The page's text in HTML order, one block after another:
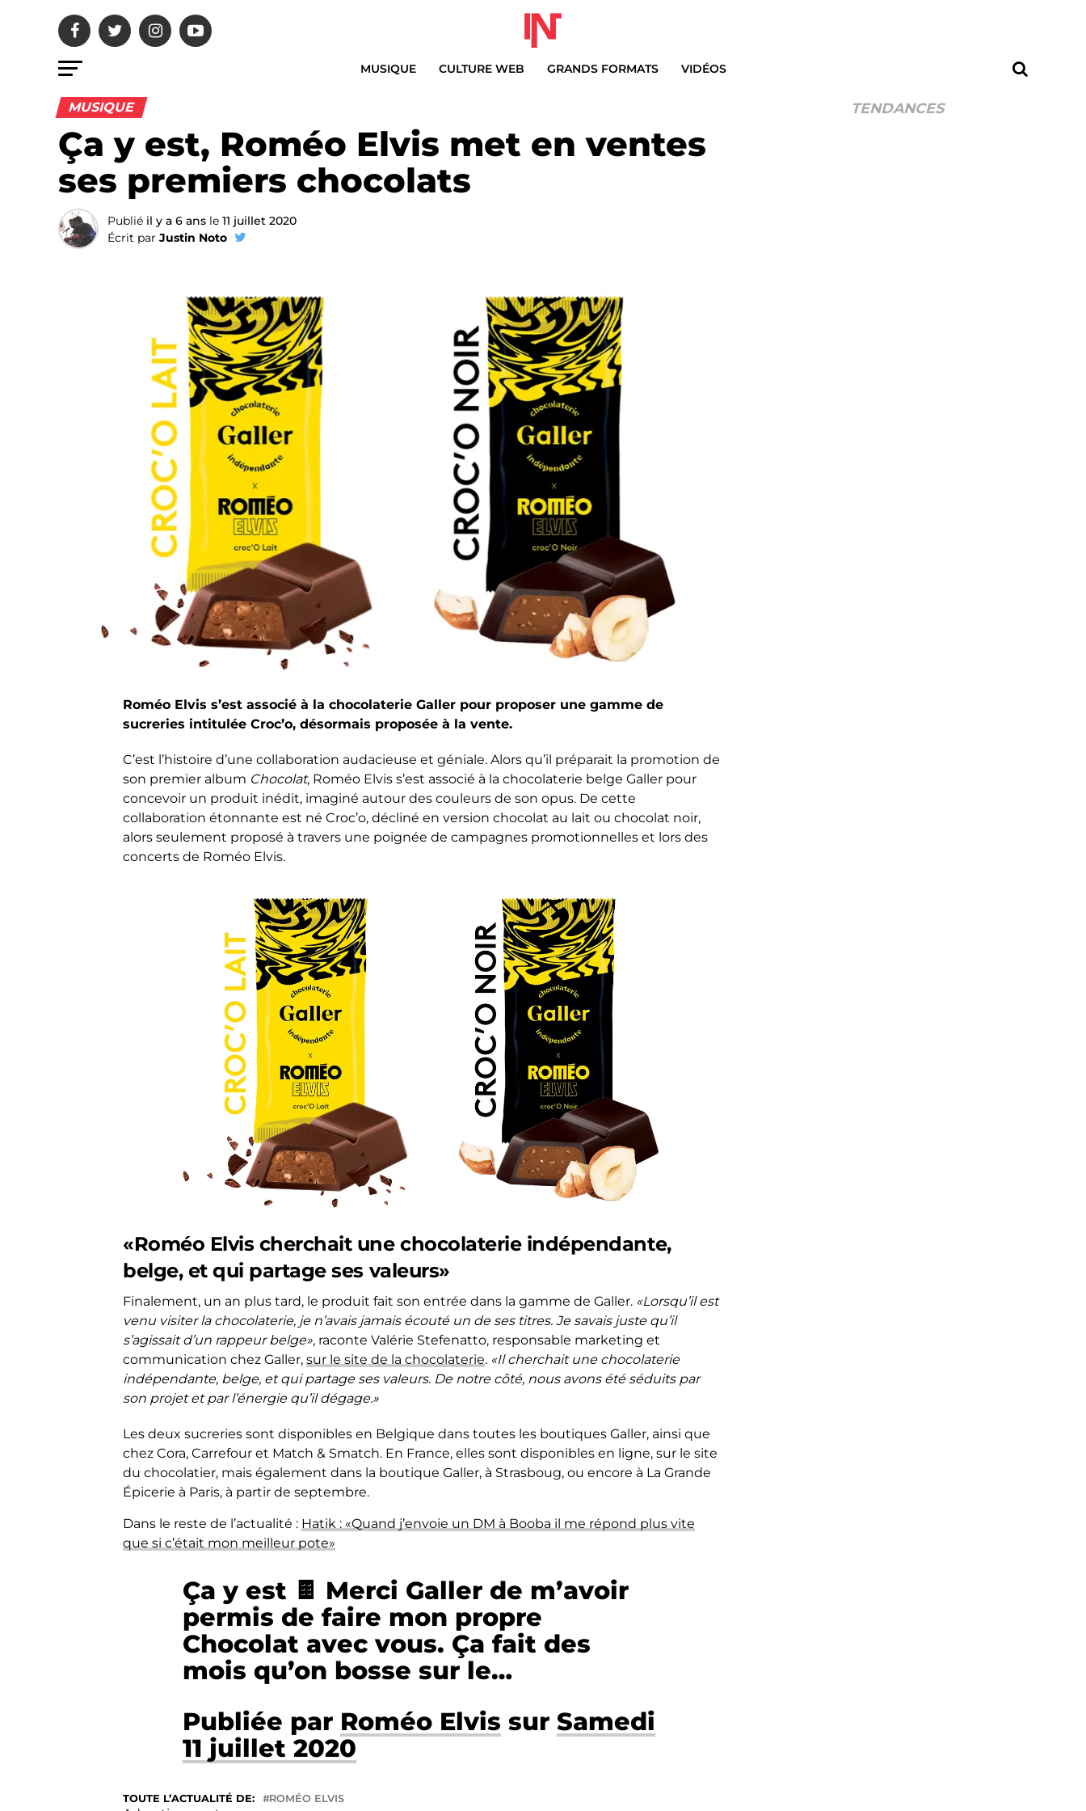
MUSIQUE CULTURE WEB GRANDS FORMATS VIDÉOS
MUSIQUE
Ça y est, Roméo Elvis met en ventes
ses premiers chocolats
Publié il y a 6 ans le 11 juillet 2020
Écrit par Justin Noto
Roméo Elvis s’est associé à la chocolaterie Galler pour proposer une gamme de
sucreries intitulée Croc’o, désormais proposée à la vente.
C’est l’histoire d’une collaboration audacieuse et géniale. Alors qu’il préparait la promotion de
son premier album Chocolat, Roméo Elvis s’est associé à la chocolaterie belge Galler pour
concevoir un produit inédit, imaginé autour des couleurs de son opus. De cette
collaboration étonnante est né Croc’o, décliné en version chocolat au lait ou chocolat noir,
alors seulement proposé à travers une poignée de campagnes promotionnelles et lors des
concerts de Roméo Elvis.
«Roméo Elvis cherchait une chocolaterie indépendante,
belge, et qui partage ses valeurs»
Finalement, un an plus tard, le produit fait son entrée dans la gamme de Galler. «Lorsqu’il est
venu visiter la chocolaterie, je n’avais jamais écouté un de ses titres. Je savais juste qu’il
s’agissait d’un rappeur belge», raconte Valérie Stefenatto, responsable marketing et
communication chez Galler, sur le site de la chocolaterie. «Il cherchait une chocolaterie
indépendante, belge, et qui partage ses valeurs. De notre côté, nous avons été séduits par
son projet et par l’énergie qu’il dégage.»
Les deux sucreries sont disponibles en Belgique dans toutes les boutiques Galler, ainsi que
chez Cora, Carrefour et Match & Smatch. En France, elles sont disponibles en ligne, sur le site
du chocolatier, mais également dans la boutique Galler, à Strasboug, ou encore à La Grande
Épicerie à Paris, à partir de septembre.
Dans le reste de l’actualité : Hatik : «Quand j’envoie un DM à Booba il me répond plus vite
que si c’était mon meilleur pote»
Ça y est 🍫 Merci Galler de m’avoir
permis de faire mon propre
Chocolat avec vous. Ça fait des
mois qu’on bosse sur le…
Publiée par Roméo Elvis sur Samedi
11 juillet 2020
TOUTE L’ACTUALITÉ DE: ROMÉO ELVIS
TENDANCES